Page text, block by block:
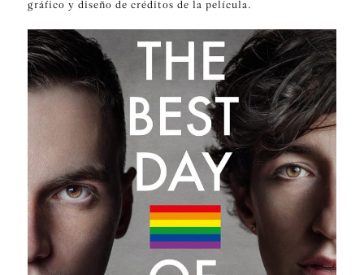
gráfico y diseño de créditos de la película.